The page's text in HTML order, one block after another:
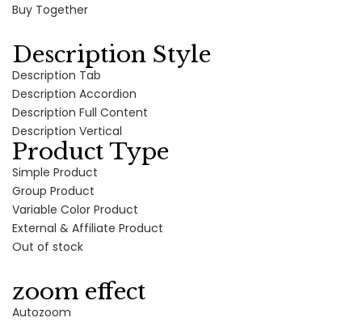
Buy Together
Description Style
Description Tab
Description Accordion
Description Full Content
Description Vertical
Product Type
Simple Product
Group Product
Variable Color Product
External & Affiliate Product
Out of stock
zoom effect
Autozoom